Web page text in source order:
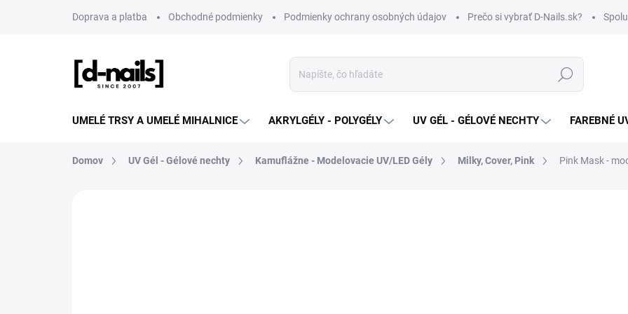
Doprava a platba Obchodné podmienky Podmienky ochrany osobných údajov Prečo si vybrať D-Nails.sk?
Hľadať
UMELÉ TRSY A UMELÉ MIHALNICE AKRYLGÉLY - POLYGÉLY UV GÉL - GÉLOVÉ NECHTY FAREBNÉ
Domov UV Gél - Gélové nechty Kamuflážne - Modelovacie UV/LED Gély Milky, Cover, Pink Pink Mask -